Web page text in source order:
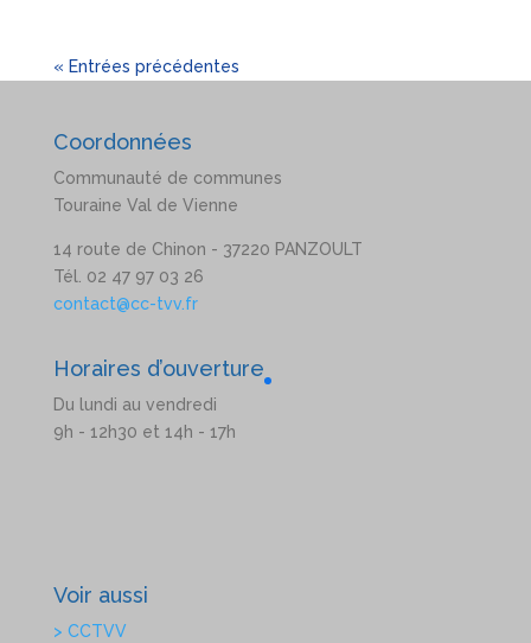
« Entrées précédentes
Coordonnées
Communauté de communes
Touraine Val de Vienne
14 route de Chinon - 37220 PANZOULT
Tél. 02 47 97 03 26
contact@cc-tvv.fr
Horaires d’ouverture
Du lundi au vendredi
9h - 12h30 et 14h - 17h
Voir aussi
> CCTVV